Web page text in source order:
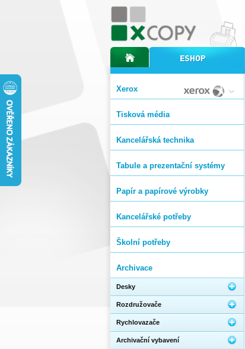
Xerox
Tisková média
Kancelářská technika
Tabule a prezentační systémy
Papír a papírové výrobky
Kancelářské potřeby
Školní potřeby
Archivace
Desky
Rozdružovače
Rychlovazače
Archivační vybavení
úvodní stránka xcopyinternetový obchod xcopy